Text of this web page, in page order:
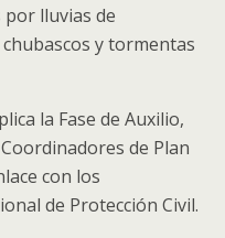
lluvias de
y tormentas
la Fase de Auxilio,
de Plan
con los
de Protección Civil.